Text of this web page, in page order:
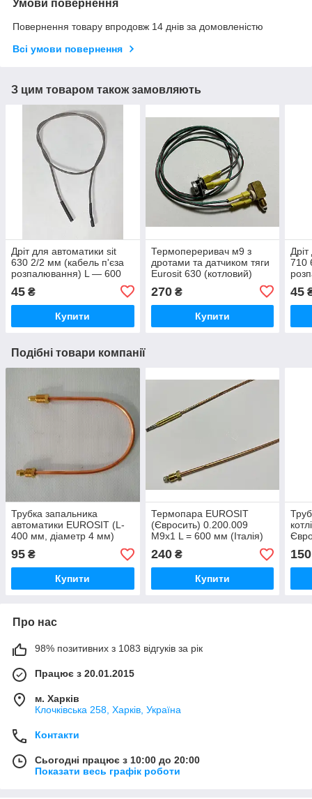
Умови повернення
Повернення товару впродовж 14 днів за домовленістю
Всі умови повернення
З цим товаром також замовляють
Дріт для автоматики sit
630 2/2 мм (кабель п'єза
розпалювання) L — 600
45 ₴
Купити
Термопереривач м9 з
дротами та датчиком тяги
Eurosit 630 (котловий)
270₴
Купити
710
45
Подібні товари компанії
Трубка запальника
автоматики EUROSIT (L-
400 мм, діаметр 4 мм)
95 ₴
Купити
Термопара EUROSIT
(Євросить) 0.200.009
M9x1 L = 600 мм (Італія)
ОРИГИНАЛ
240₴
Купити
мм,
150
Про нас
98% позитивних з 1083 відгуків за рік
Працює з 20.01.2015
м. Харків
Клочкiвська 258, Харків, Україна
Контакти
Сьогодні працює з 10:00 до 20:00
Показати весь графік роботи